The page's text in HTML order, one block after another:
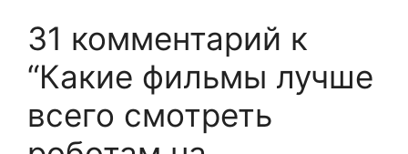
31 комментарий к
“Какие фильмы лучше
всего смотреть